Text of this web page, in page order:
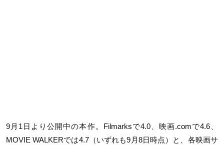
9月1日より公開中の本作。Filmarksで4.0、映画.comで4.6、
MOVIE WALKERでは4.7（いずれも9月8日時点）と、各映画サ